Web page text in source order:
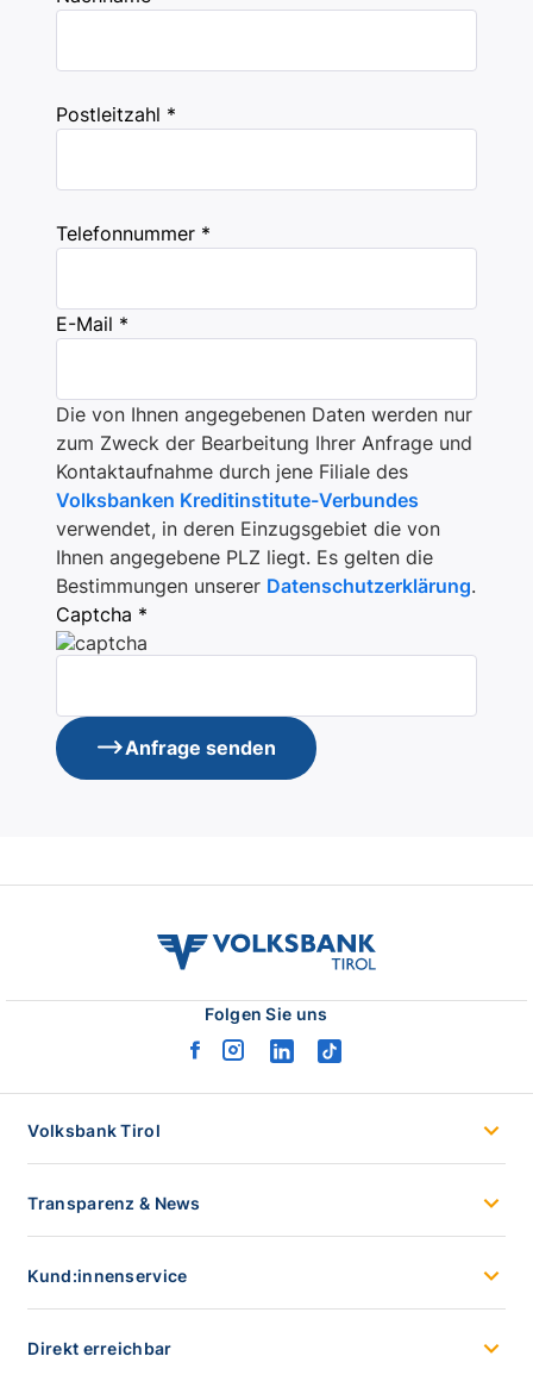
Postleitzahl *
Telefonnummer *
E-Mail *
Die von Ihnen angegebenen Daten werden nur
zum Zweck der Bearbeitung Ihrer Anfrage und
Kontaktaufnahme durch jene Filiale des
Volksbanken Kreditinstitute-Verbundes
verwendet, in deren Einzugsgebiet die von
Ihnen angegebene PLZ liegt. Es gelten die
Bestimmungen unserer Datenschutzerklärung.
Captcha *
Anfrage senden
volksbank
Folgen Sie uns
facebook
instagram
linkedintiktok
Volksbank Tirol
Transparenz & News
Kund:innenservice
Direkt erreichbar